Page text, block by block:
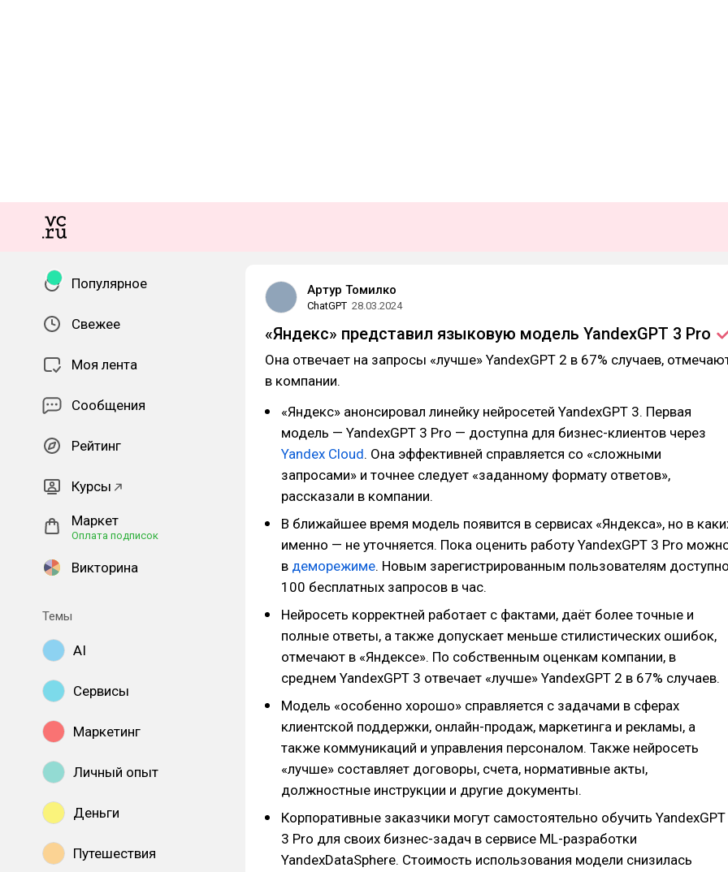
Популярное
Свежее
Моя лента
Сообщения
Рейтинг
Курсы
Маркет
Оплата подписок
Викторина
Темы
AI
Сервисы
Маркетинг
Личный опыт
Деньги
Путешествия
Артур Томилко
ChatGPT 28.03.2024
«Яндекс» представил языковую модель YandexGPT 3 Pro
Она отвечает на запросы «лучше» YandexGPT 2 в 67% случаев,
в компании.
«Яндекс» анонсировал линейку нейросетей YandexGPT 3. Первая
модель — YandexGPT 3 Pro — доступна для бизнес-клиентов через
Yandex Cloud. Она эффективней справляется со «сложными
запросами» и точнее следует «заданному формату ответов»,
рассказали в компании.
В ближайшее время модель появится в сервисах «Яндекса», но в
именно — не уточняется. Пока оценить работу YandexGPT 3 Pro
в деморежиме. Новым зарегистрированным пользователям
100 бесплатных запросов в час.
Нейросеть корректней работает с фактами, даёт более точные и
полные ответы, а также допускает меньше стилистических ошибок,
отмечают в «Яндексе». По собственным оценкам компании, в
среднем YandexGPT 3 отвечает «лучше» YandexGPT 2 в 67% случаев.
Модель «особенно хорошо» справляется с задачами в сферах
клиентской поддержки, онлайн-продаж, маркетинга и рекламы, а
также коммуникаций и управления персоналом. Также нейросеть
«лучше» составляет договоры, счета, нормативные акты,
должностные инструкции и другие документы.
Корпоративные заказчики могут самостоятельно обучить YandexGPT
3 Pro для своих бизнес-задач в сервисе ML-разработки
YandexDataSphere. Стоимость использования модели снизилась